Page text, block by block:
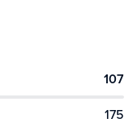
107
175